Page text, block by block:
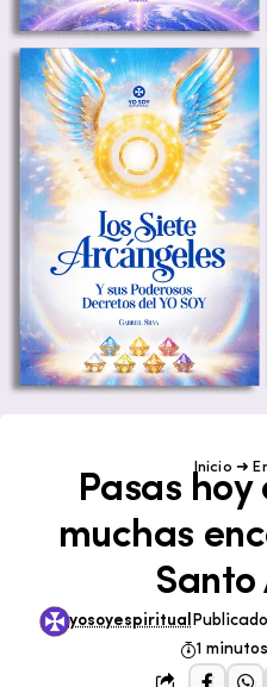
Inicio ➜
Pasas
muchas
Santo
yosoyespiritual
1